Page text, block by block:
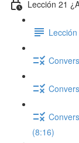
Lección 21
(8:16)